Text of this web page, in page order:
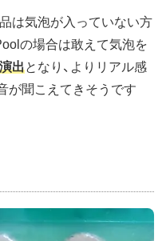
は気泡が入っていない方
の場合は敢えて気泡を
出となり、よりリアル感
が聞こえてきそうです